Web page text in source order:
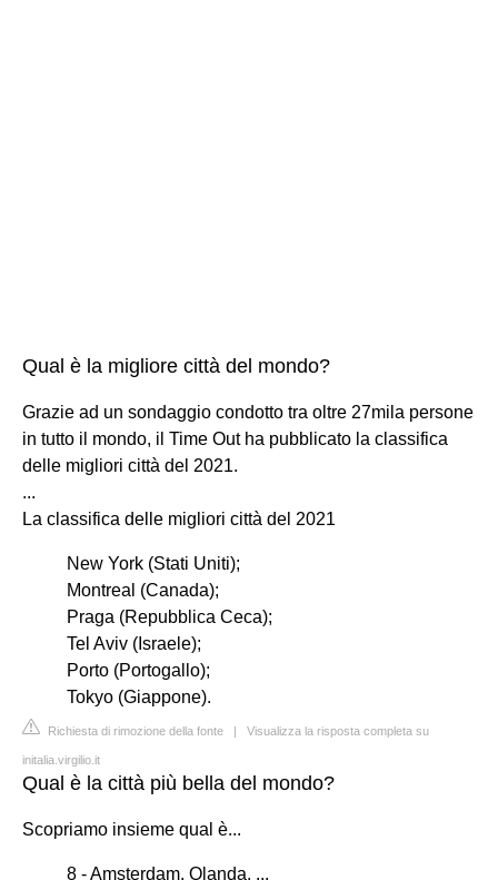
Qual è la migliore città del mondo?
Grazie ad un sondaggio condotto tra oltre 27mila persone
in tutto il mondo, il Time Out ha pubblicato la classifica
delle migliori città del 2021.
...
La classifica delle migliori città del 2021
New York (Stati Uniti);
Montreal (Canada);
Praga (Repubblica Ceca);
Tel Aviv (Israele);
Porto (Portogallo);
Tokyo (Giappone).
Richiesta di rimozione della fonte | Visualizza la risposta completa su
initalia.virgilio.it
Qual è la città più bella del mondo?
Scopriamo insieme qual è...
8 - Amsterdam, Olanda. ...